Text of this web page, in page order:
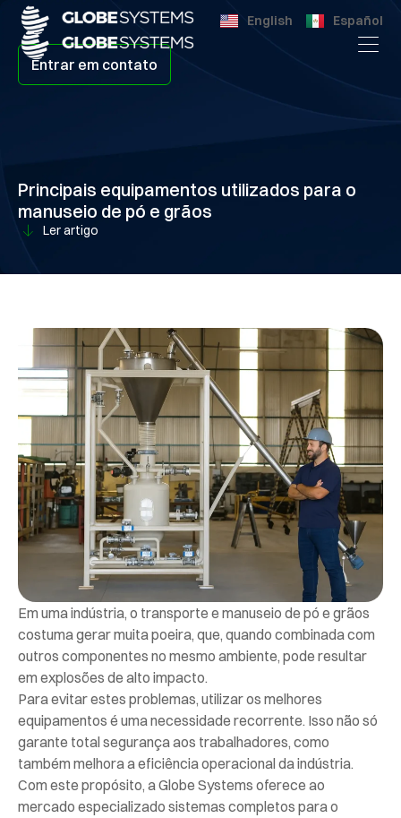
English Español
Entrar em contato
Principais equipamentos utilizados para o
manuseio de pó e grãos
Ler artigo
Em uma indústria, o transporte e manuseio de pó e grãos
costuma gerar muita poeira, que, quando combinada com
outros componentes no mesmo ambiente, pode resultar
em explosões de alto impacto.
Para evitar estes problemas, utilizar os melhores
equipamentos é uma necessidade recorrente. Isso não só
garante total segurança aos trabalhadores, como
também melhora a eficiência operacional da indústria.
Com este propósito, a Globe Systems oferece ao
mercado especializado sistemas completos para o